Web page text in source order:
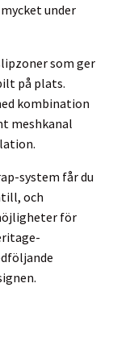
under
som ger
på plats.
kombination
meshkanal
system får du
och
för